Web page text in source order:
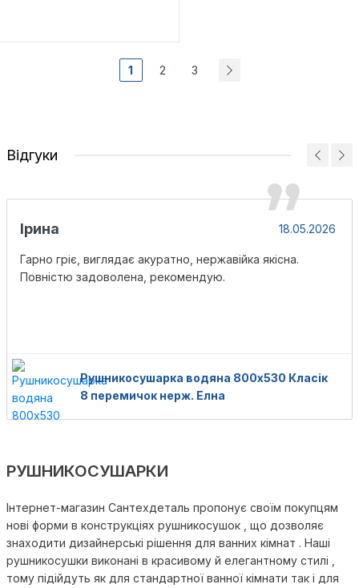
1 2 3
Відгуки
Ірина 18.05.2026
Гарно гріє, виглядає акуратно, нержавійка якісна.
Повністю задоволена, рекомендую.
Рушникосушарка водяна 800х530 Класік
8 перемичок нерж. Елна
РУШНИКОСУШАРКИ
Інтернет-магазин Сантехдеталь пропонує своїм покупцям
нові форми в конструкціях рушникосушок , що дозволяє
знаходити дизайнерські рішення для ванних кімнат . Наші
рушникосушки виконані в красивому й елегантному стилі ,
тому підійдуть як для стандартної ванної кімнати так і для